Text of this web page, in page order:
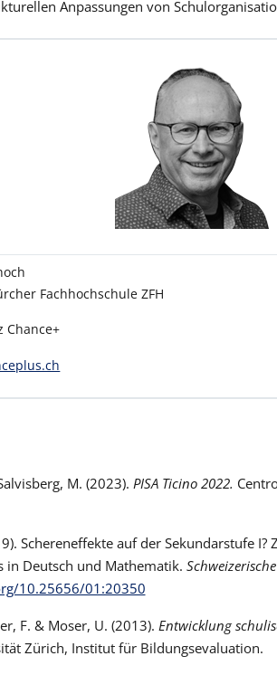
Anpassungen von
Fachhochschule ZFH
Chance+
M. (2023). PISA Ticino 2022.
Schereneffekte auf der Sekundarstufe I?
in Deutsch und Mathematik.
10.25656/01:20350
F. & Moser, U. (2013). Entwicklung
Zürich, Institut für Bildungsevaluation.